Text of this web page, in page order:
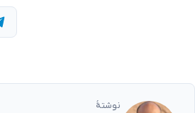
نوشتهٔ